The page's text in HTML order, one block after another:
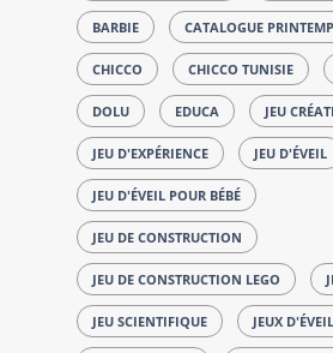
BARBIE CATALOGUE
CHICCO CHICCO TUNISIE
DOLU EDUCA JEU
JEU D'EXPÉRIENCE JEU D'ÉVEIL
JEU D'ÉVEIL POUR BÉBÉ
JEU DE CONSTRUCTION
JEU DE CONSTRUCTION LEGO
JEU SCIENTIFIQUE JEUX D'ÉVEIL